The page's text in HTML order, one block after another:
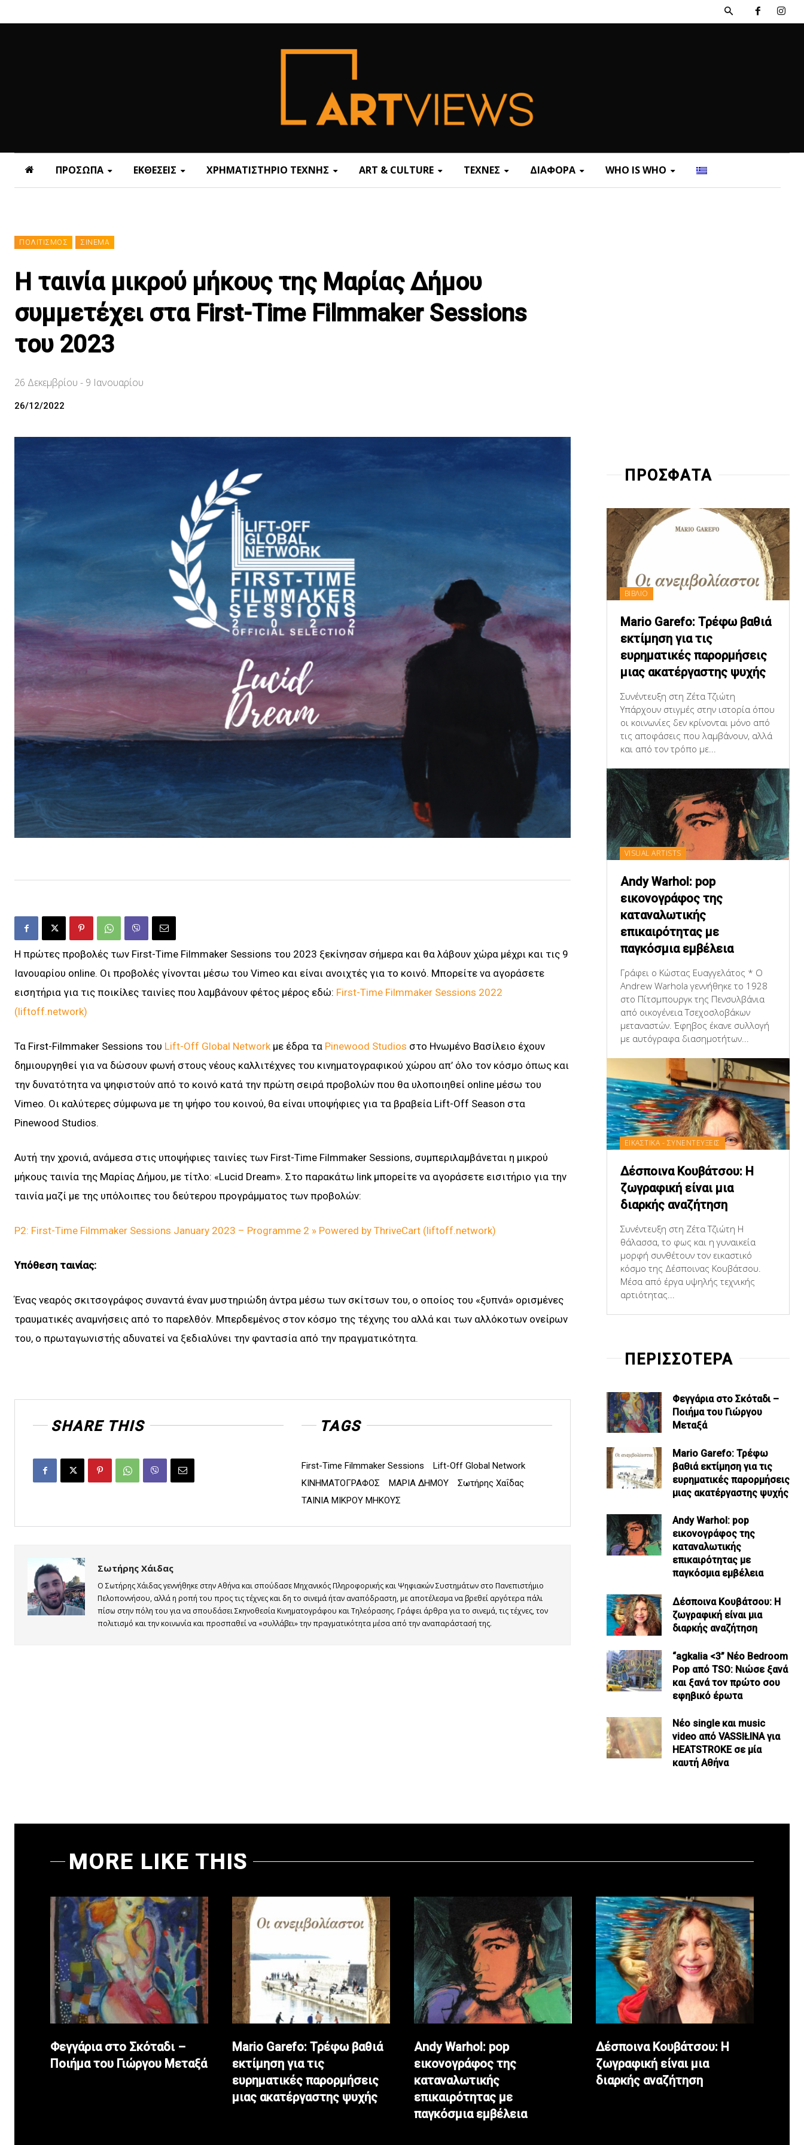
ΠΡΟΣΩΠΑ ΕΚΘΕΣΕΙΣ ΧΡΗΜΑΤΙΣΤΗΡΙΟ ΤΕΧΝΗΣ ART & CULTURE ΤΕΧΝΕΣ ΔΙΑΦΟΡΑ WHO IS WHO
ΠΟΛΙΤΙΣΜΟΣ ΣΙΝΕΜΑ
Η ταινία μικρού μήκους της Μαρίας Δήμου
συμμετέχει στα First-Time Filmmaker Sessions
του 2023
26 Δεκεμβρίου - 9 Ιανουαρίου
26/12/2022
Η πρώτες προβολές των First-Time Filmmaker Sessions του 2023 ξεκίνησαν σήμερα και θα λάβουν χώρα μέχρι και τις 9
Ιανουαρίου online. Οι προβολές γίνονται μέσω του Vimeo και είναι ανοιχτές για το κοινό. Μπορείτε να αγοράσετε
εισητήρια για τις ποικίλες ταινίες που λαμβάνουν φέτος μέρος εδώ: First-Time Filmmaker Sessions 2022
(liftoff.network)
Τα First-Filmmaker Sessions του Lift-Off Global Network με έδρα τα Pinewood Studios στο Ηνωμένο Βασίλειο έχουν
δημιουργηθεί για να δώσουν φωνή στους νέους καλλιτέχνες του κινηματογραφικού χώρου απ’ όλο τον κόσμο όπως και
την δυνατότητα να ψηφιστούν από το κοινό κατά την πρώτη σειρά προβολών που θα υλοποιηθεί online μέσω του
Vimeo. Οι καλύτερες σύμφωνα με τη ψήφο του κοινού, θα είναι υποψήφιες για τα βραβεία Lift-Off Season στα
Pinewood Studios.
Αυτή την χρονιά, ανάμεσα στις υποψήφιες ταινίες των First-Time Filmmaker Sessions, συμπεριλαμβάνεται η μικρού
μήκους ταινία της Μαρίας Δήμου, με τίτλο: «Lucid Dream». Στο παρακάτω link μπορείτε να αγοράσετε εισιτήριο για την
ταινία μαζί με της υπόλοιπες του δεύτερου προγράμματος των προβολών:
P2: First-Time Filmmaker Sessions January 2023 – Programme 2 » Powered by ThriveCart (liftoff.network)
Υπόθεση ταινίας:
Ένας νεαρός σκιτσογράφος συναντά έναν μυστηριώδη άντρα μέσω των σκίτσων του, ο οποίος του «ξυπνά» ορισμένες
τραυματικές αναμνήσεις από το παρελθόν. Μπερδεμένος στον κόσμο της τέχνης του αλλά και των αλλόκοτων ονείρων
του, ο πρωταγωνιστής αδυνατεί να ξεδιαλύνει την φαντασία από την πραγματικότητα.
SHARE THIS TAGS
First-Time Filmmaker Sessions
Lift-Off Global Network
ΚΙΝΗΜΑΤΟΓΡΑΦΟΣ
ΜΑΡΙΑ ΔΗΜΟΥ
Σωτήρης Χαΐδας
ΤΑΙΝΙΑ ΜΙΚΡΟΥ ΜΗΚΟΥΣ
Σωτήρης Χάιδας
Ο Σωτήρης Χάιδας γεννήθηκε στην Αθήνα και σπούδασε Μηχανικός Πληροφορικής και Ψηφιακών Συστημάτων στο Πανεπιστήμιο
Πελοποννήσου, αλλά η ροπή του προς τις τέχνες και δη το σινεμά ήταν αναπόδραστη, με αποτέλεσμα να βρεθεί αργότερα πάλι
πίσω στην πόλη του για να σπουδάσει Σκηνοθεσία Κινηματογράφου και Τηλεόρασης. Γράφει άρθρα για το σινεμά, τις τέχνες, τον
πολιτισμό και την κοινωνία και προσπαθεί να «συλλάβει» την πραγματικότητα μέσα από την αναπαράστασή της.
ΠΡΟΣΦΑΤΑ
ΒΙΒΛΙΟ
Mario Garefo: Τρέφω βαθιά
εκτίμηση για τις
ευρηματικές παρορμήσεις
μιας ακατέργαστης ψυχής
Συνέντευξη στη Ζέτα Τζιώτη
Υπάρχουν στιγμές στην ιστορία όπου
οι κοινωνίες δεν κρίνονται μόνο από
τις αποφάσεις που λαμβάνουν, αλλά
και από τον τρόπο με...
VISUAL ARTISTS
Andy Warhol: pop
εικονογράφος της
καταναλωτικής
επικαιρότητας με
παγκόσμια εμβέλεια
Γράφει ο Κώστας Ευαγγελάτος * Ο
Andrew Warhola γεννήθηκε το 1928
στο Πίτσμπουργκ της Πενσυλβάνια
από οικογένεια Τσεχοσλοβάκων
μεταναστών. Έφηβος έκανε συλλογή
με αυτόγραφα διασημοτήτων...
ΕΙΚΑΣΤΙΚΑ - ΣΥΝΕΝΤΕΥΞΕΙΣ
Δέσποινα Κουβάτσου: Η
ζωγραφική είναι μια
διαρκής αναζήτηση
Συνέντευξη στη Ζέτα Τζιώτη Η
θάλασσα, το φως και η γυναικεία
μορφή συνθέτουν τον εικαστικό
κόσμο της Δέσποινας Κουβάτσου.
Μέσα από έργα υψηλής τεχνικής
αρτιότητας...
ΠΕΡΙΣΣΟΤΕΡΑ
Φεγγάρια στο Σκόταδι –
Ποιήμα του Γιώργου
Μεταξά
Mario Garefo: Τρέφω
βαθιά εκτίμηση για τις
ευρηματικές παρορμήσεις
μιας ακατέργαστης ψυχής
Andy Warhol: pop
εικονογράφος της
καταναλωτικής
επικαιρότητας με
παγκόσμια εμβέλεια
Δέσποινα Κουβάτσου: Η
ζωγραφική είναι μια
διαρκής αναζήτηση
“agkalia <3” Νέο Bedroom
Pop από TSO: Νιώσε ξανά
και ξανά τον πρώτο σου
εφηβικό έρωτα
Νέο single και music
video από VASSIŁINA για
HEATSTROKE σε μία
καυτή Αθήνα
MORE LIKE THIS
Φεγγάρια στο Σκόταδι –
Ποιήμα του Γιώργου Μεταξά
Mario Garefo: Τρέφω βαθιά
εκτίμηση για τις
ευρηματικές παρορμήσεις
μιας ακατέργαστης ψυχής
Andy Warhol: pop
εικονογράφος της
καταναλωτικής
επικαιρότητας με
παγκόσμια εμβέλεια
Δέσποινα Κουβάτσου: Η
ζωγραφική είναι μια
διαρκής αναζήτηση